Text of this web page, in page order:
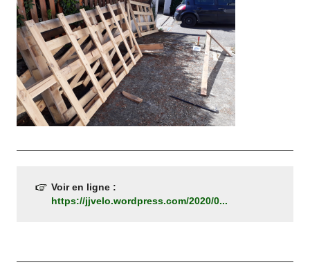
Voir en ligne :
https://jjvelo.wordpress.com/2020/0...